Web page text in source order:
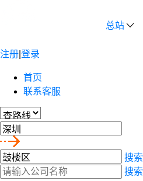
总站
注册 登录
首页
联系客服
搜索
搜索